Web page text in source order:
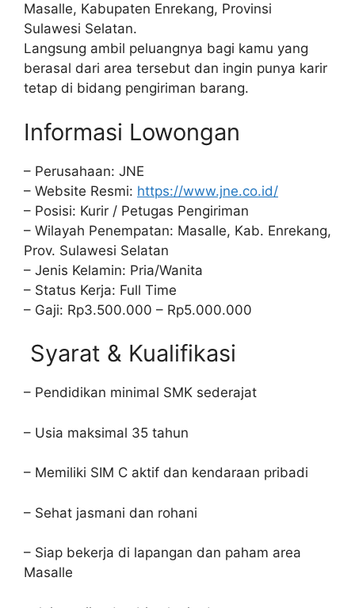
Masalle, Kabupaten Enrekang, Provinsi
Sulawesi Selatan.
Langsung ambil peluangnya bagi kamu yang
berasal dari area tersebut dan ingin punya karir
tetap di bidang pengiriman barang.
Informasi Lowongan
– Perusahaan: JNE
– Website Resmi: https://www.jne.co.id/
– Posisi: Kurir / Petugas Pengiriman
– Wilayah Penempatan: Masalle, Kab. Enrekang,
Prov. Sulawesi Selatan
– Jenis Kelamin: Pria/Wanita
– Status Kerja: Full Time
– Gaji: Rp3.500.000 – Rp5.000.000
Syarat & Kualifikasi
– Pendidikan minimal SMK sederajat
– Usia maksimal 35 tahun
– Memiliki SIM C aktif dan kendaraan pribadi
– Sehat jasmani dan rohani
– Siap bekerja di lapangan dan paham area
Masalle